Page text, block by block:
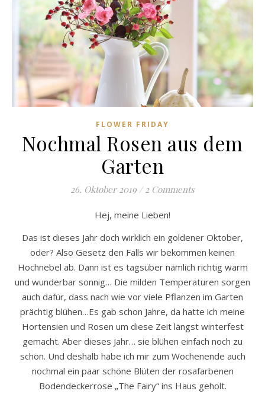
FLOWER FRIDAY
Nochmal Rosen aus dem
Garten
26. Oktober 2019 / 2 Comments
Hej, meine Lieben!
Das ist dieses Jahr doch wirklich ein goldener Oktober,
oder? Also Gesetz den Falls wir bekommen keinen
Hochnebel ab. Dann ist es tagsüber nämlich richtig warm
und wunderbar sonnig… Die milden Temperaturen sorgen
auch dafür, dass nach wie vor viele Pflanzen im Garten
prächtig blühen…Es gab schon Jahre, da hatte ich meine
Hortensien und Rosen um diese Zeit längst winterfest
gemacht. Aber dieses Jahr… sie blühen einfach noch zu
schön. Und deshalb habe ich mir zum Wochenende auch
nochmal ein paar schöne Blüten der rosafarbenen
Bodendeckerrose „The Fairy“ ins Haus geholt.